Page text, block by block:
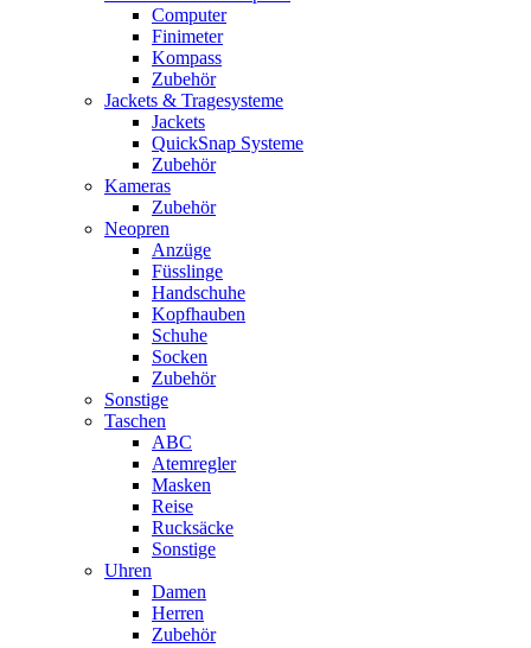
Computer
Finimeter
Kompass
Zubehör
Jackets & Tragesysteme
Jackets
QuickSnap Systeme
Zubehör
Kameras
Zubehör
Neopren
Anzüge
Füsslinge
Handschuhe
Kopfhauben
Schuhe
Socken
Zubehör
Sonstige
Taschen
ABC
Atemregler
Masken
Reise
Rucksäcke
Sonstige
Uhren
Damen
Herren
Zubehör